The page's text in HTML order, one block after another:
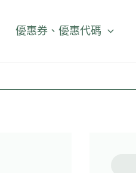
優惠券、優惠代碼